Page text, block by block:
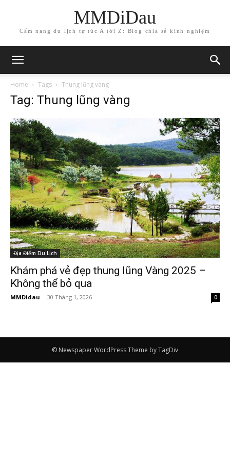
MMDiDau
Cẩm nang du lịch tự túc A tới Z: Blog chia sẻ kinh nghiệm
Home Tags Thung lũng vàng
Tag: Thung lũng vàng
Địa Điểm Du Lịch
Khám phá vẻ đẹp thung lũng Vàng 2025 –
Không thể bỏ qua
MMDidau - 30 Tháng 1, 2026 0
© Newspaper WordPress Theme by TagDiv